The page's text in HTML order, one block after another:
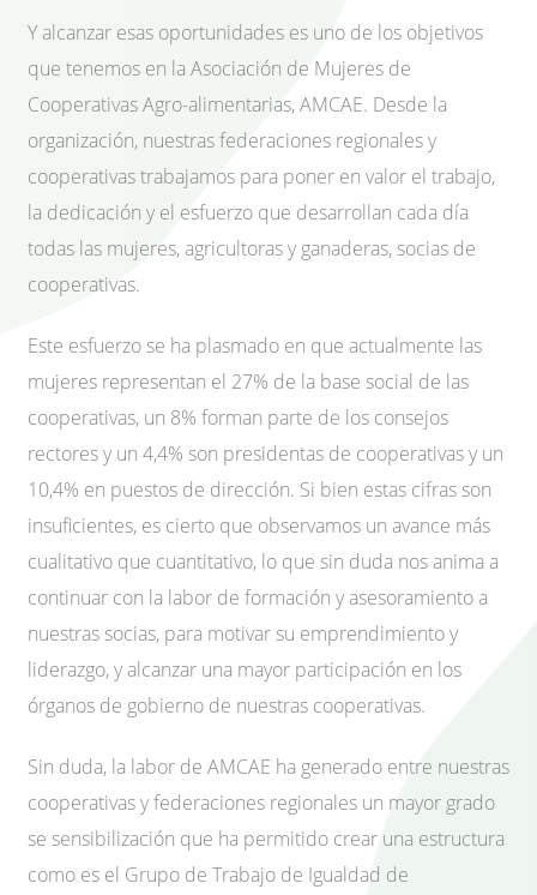
Y alcanzar esas oportunidades es uno de los objetivos
que tenemos en la Asociación de Mujeres de
Cooperativas Agro-alimentarias, AMCAE. Desde la
organización, nuestras federaciones regionales y
cooperativas trabajamos para poner en valor el trabajo,
la dedicación y el esfuerzo que desarrollan cada día
todas las mujeres, agricultoras y ganaderas, socias de
cooperativas.
Este esfuerzo se ha plasmado en que actualmente las
mujeres representan el 27% de la base social de las
cooperativas, un 8% forman parte de los consejos
rectores y un 4,4% son presidentas de cooperativas y un
10,4% en puestos de dirección. Si bien estas cifras son
insuficientes, es cierto que observamos un avance más
cualitativo que cuantitativo, lo que sin duda nos anima a
continuar con la labor de formación y asesoramiento a
nuestras socias, para motivar su emprendimiento y
liderazgo, y alcanzar una mayor participación en los
órganos de gobierno de nuestras cooperativas.
Sin duda, la labor de AMCAE ha generado entre nuestras
cooperativas y federaciones regionales un mayor grado
se sensibilización que ha permitido crear una estructura
como es el Grupo de Trabajo de Igualdad de